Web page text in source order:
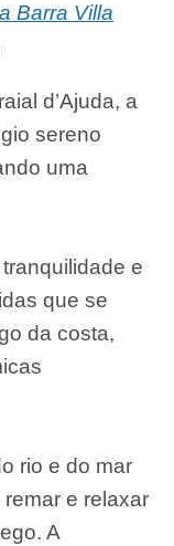
Barra Villa
d’Ajuda, a
sereno
uma
e
que se
da costa,
rio e do mar
e relaxar
A